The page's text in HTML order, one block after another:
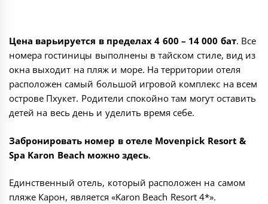
Цена варьируется в пределах 4 600 – 14 000 бат. Все
номера гостиницы выполнены в тайском стиле, вид из
окна выходит на пляж и море. На территории отеля
расположен самый большой игровой комплекс на всем
острове Пхукет. Родители спокойно там могут оставить
детей на весь день и уделить время себе.
Забронировать номер в отеле Movenpick Resort &
Spa Karon Beach можноздесь.
Единственный отель, который расположен на самом
пляже Карон, является «Karon Beach Resort 4*».